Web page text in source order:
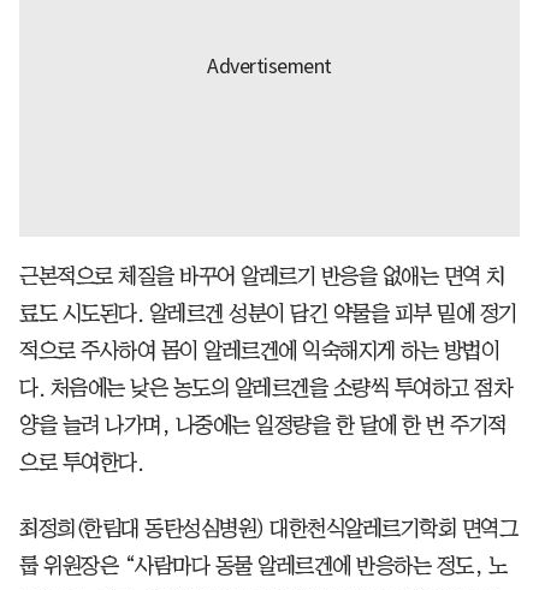
근본적으로 체질을 바꾸어 알레르기 반응을 없애는 면역 치
료도 시도된다. 알레르겐 성분이 담긴 약물을 피부 밑에 정기
적으로 주사하여 몸이 알레르겐에 익숙해지게 하는 방법이
다. 처음에는 낮은 농도의 알레르겐을 소량씩 투여하고 점차
양을 늘려 나가며, 나중에는 일정량을 한 달에 한 번 주기적
으로 투여한다.
최정희(한림대 동탄성심병원) 대한천식알레르기학회 면역그
룹 위원장은 “사람마다 동물 알레르겐에 반응하는 정도, 노